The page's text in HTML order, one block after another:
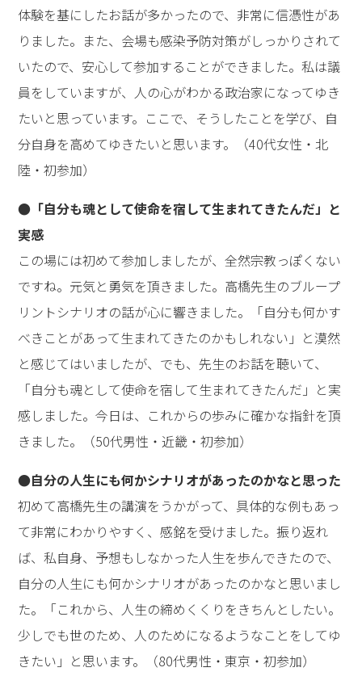
体験を基にしたお話が多かったので、非常に信憑性があ
りました。また、会場も感染予防対策がしっかりされて
いたので、安心して参加することができました。私は議
員をしていますが、人の心がわかる政治家になってゆき
たいと思っています。ここで、そうしたことを学び、自
分自身を高めてゆきたいと思います。（40代女性・北
陸・初参加）
●「自分も魂として使命を宿して生まれてきたんだ」と
実感
この場には初めて参加しましたが、全然宗教っぽくない
ですね。元気と勇気を頂きました。高橋先生のブループ
リントシナリオの話が心に響きました。「自分も何かす
べきことがあって生まれてきたのかもしれない」と漠然
と感じてはいましたが、でも、先生のお話を聴いて、
「自分も魂として使命を宿して生まれてきたんだ」と実
感しました。今日は、これからの歩みに確かな指針を頂
きました。（50代男性・近畿・初参加）
●自分の人生にも何かシナリオがあったのかなと思った
初めて高橋先生の講演をうかがって、具体的な例もあっ
て非常にわかりやすく、感銘を受けました。振り返れ
ば、私自身、予想もしなかった人生を歩んできたので、
自分の人生にも何かシナリオがあったのかなと思いまし
た。「これから、人生の締めくくりをきちんとしたい。
少しでも世のため、人のためになるようなことをしてゆ
きたい」と思います。（80代男性・東京・初参加）